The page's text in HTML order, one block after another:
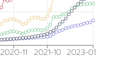
2020-11 2021-10 2023-01